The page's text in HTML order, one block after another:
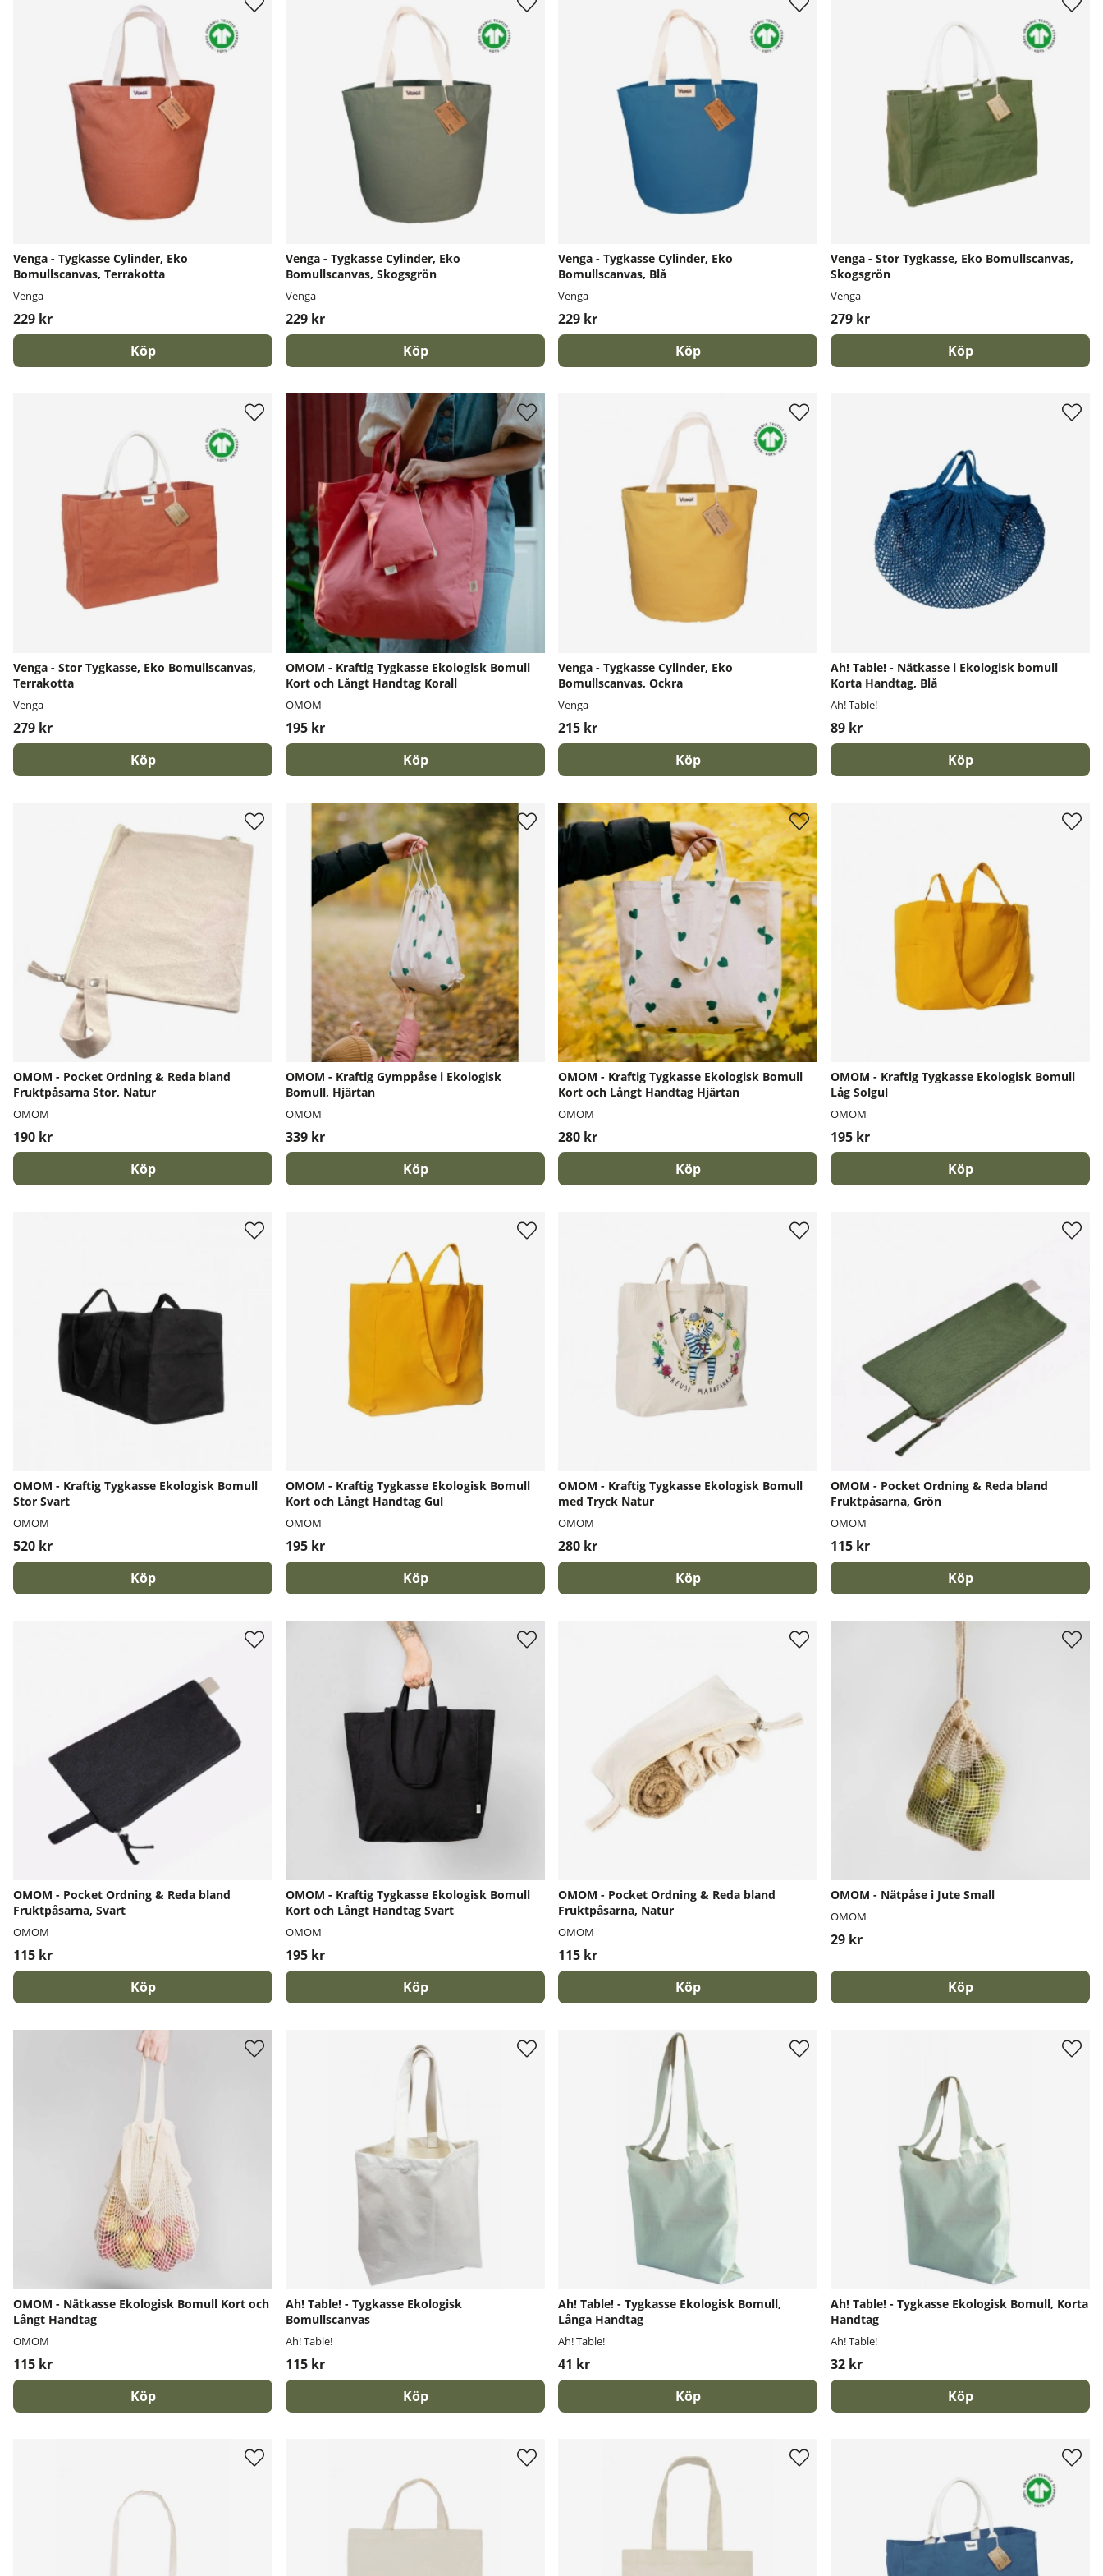
Venga - Tygkasse Cylinder, Eko
Bomullscanvas, Terrakotta
Venga
229 kr
Köp
Venga - Tygkasse Cylinder, Eko
Bomullscanvas, Skogsgrön
Venga
229 kr
Köp
Venga - Tygkasse Cylinder, Eko
Bomullscanvas, Blå
Venga
229 kr
Köp
Venga - Stor Tygkasse, Eko Bomullscanvas,
Skogsgrön
Venga
279 kr
Köp
Venga - Stor Tygkasse, Eko Bomullscanvas,
Terrakotta
Venga
279 kr
Köp
OMOM - Kraftig Tygkasse Ekologisk Bomull
Kort och Långt Handtag Korall
OMOM
195 kr
Köp
Venga - Tygkasse Cylinder, Eko
Bomullscanvas, Ockra
Venga
215 kr
Köp
Ah! Table! - Nätkasse i Ekologisk bomull
Korta Handtag, Blå
Ah! Table!
89 kr
Köp
OMOM - Pocket Ordning & Reda bland
Fruktpåsarna Stor, Natur
OMOM
190 kr
Köp
OMOM - Kraftig Gymppåse i Ekologisk
Bomull, Hjärtan
OMOM
339 kr
Köp
OMOM - Kraftig Tygkasse Ekologisk Bomull
Kort och Långt Handtag Hjärtan
OMOM
280 kr
Köp
OMOM - Kraftig Tygkasse Ekologisk Bomull
Låg Solgul
OMOM
195 kr
Köp
OMOM - Kraftig Tygkasse Ekologisk Bomull
Stor Svart
OMOM
520 kr
Köp
OMOM - Kraftig Tygkasse Ekologisk Bomull
Kort och Långt Handtag Gul
OMOM
195 kr
Köp
OMOM - Kraftig Tygkasse Ekologisk Bomull
med Tryck Natur
OMOM
280 kr
Köp
OMOM - Pocket Ordning & Reda bland
Fruktpåsarna, Grön
OMOM
115 kr
Köp
OMOM - Pocket Ordning & Reda bland
Fruktpåsarna, Svart
OMOM
115 kr
Köp
OMOM - Kraftig Tygkasse Ekologisk Bomull
Kort och Långt Handtag Svart
OMOM
195 kr
Köp
OMOM - Pocket Ordning & Reda bland
Fruktpåsarna, Natur
OMOM
115 kr
Köp
OMOM - Nätpåse i Jute Small
OMOM
29 kr
Köp
OMOM - Nätkasse Ekologisk Bomull Kort och
Långt Handtag
OMOM
115 kr
Köp
Ah! Table! - Tygkasse Ekologisk
Bomullscanvas
Ah! Table!
115 kr
Köp
Ah! Table! - Tygkasse Ekologisk Bomull,
Långa Handtag
Ah! Table!
41 kr
Köp
Ah! Table! - Tygkasse Ekologisk Bomull, Korta
Handtag
Ah! Table!
32 kr
Köp